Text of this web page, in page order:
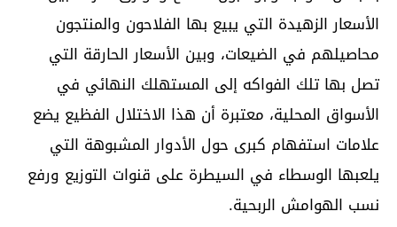
الأسعار الزهيدة التي يبيع بها الفلاحون والمنتجون
محاصيلهم في الضيعات، وبين الأسعار الحارقة التي
تصل بها تلك الفواكه إلى المستهلك النهائي في
الأسواق المحلية، معتبرة أن هذا الاختلال الفظيع يضع
علامات استفهام كبرى حول الأدوار المشبوهة التي
يلعبها الوسطاء في السيطرة على قنوات التوزيع ورفع
نسب الهوامش الربحية.